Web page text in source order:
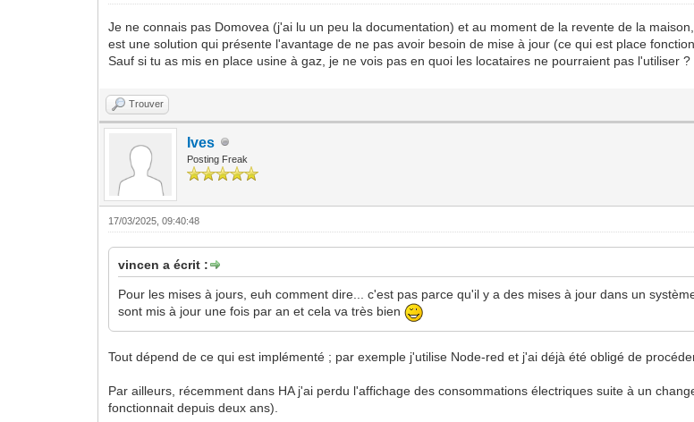
Je ne connais pas Domovea (j'ai lu un peu la documentation) et au moment de la revente de la
est une solution qui présente l'avantage de ne pas avoir besoin de mise à jour (ce qui est place
Sauf si tu as mis en place usine à gaz, je ne vois pas en quoi les locataires ne pourraient pas l'utiliser ?
Trouver
Ives
Posting Freak
17/03/2025, 09:40:48
vincen a écrit :
Pour les mises à jours, euh comment dire... c'est pas parce qu'il y a des mises à jour dans un
sont mis à jour une fois par an et cela va très bien
Tout dépend de ce qui est implémenté ; par exemple j'utilise Node-red et j'ai déjà été obligé de
Par ailleurs, récemment dans HA j'ai perdu l'affichage des consommations électriques suite à un
fonctionnait depuis deux ans).